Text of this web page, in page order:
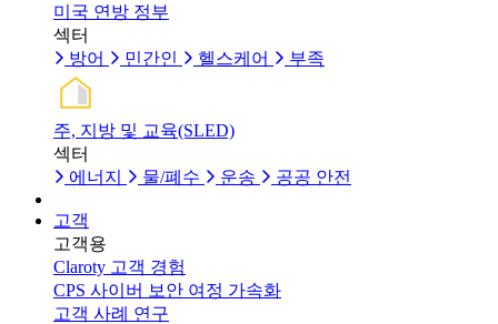
미국 연방 정부
섹터
방어
민간인 헬스케어 부족
주, 지방 및 교육(SLED)
섹터
에너지
물/폐수 운송 공공 안전
고객
고객용
Claroty 고객 경험
CPS 사이버 보안 여정 가속화
고객 사례 연구